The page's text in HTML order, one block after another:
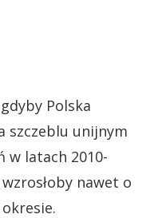
Polska
szczeblu unijnym
w latach 2010-
nawet o